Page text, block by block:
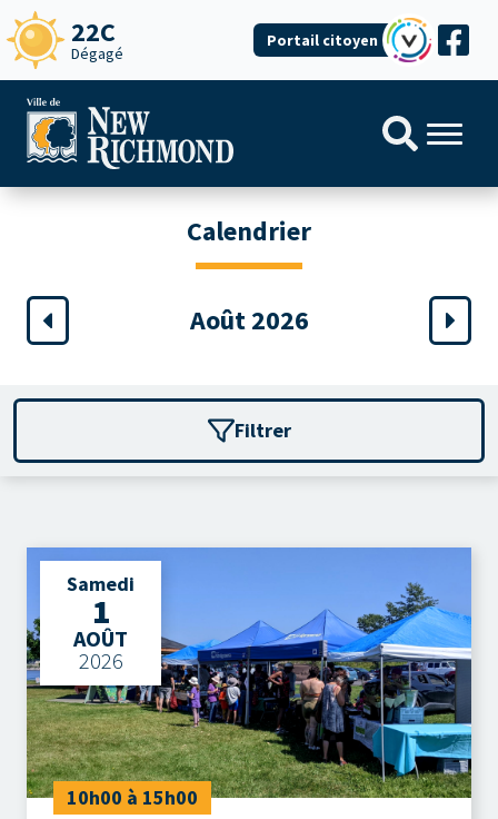
22C
Dégagé
Portail citoyen
Calendrier
Août 2026
Filtrer
Samedi
1
AOÛT
2026
10h00 à 15h00